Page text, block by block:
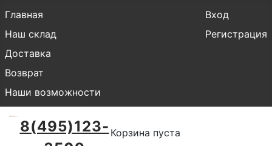
Главная
Наш склад
Доставка
Возврат
Наши возможности
Вход
Регистрация
8(495)123- Корзина пуста